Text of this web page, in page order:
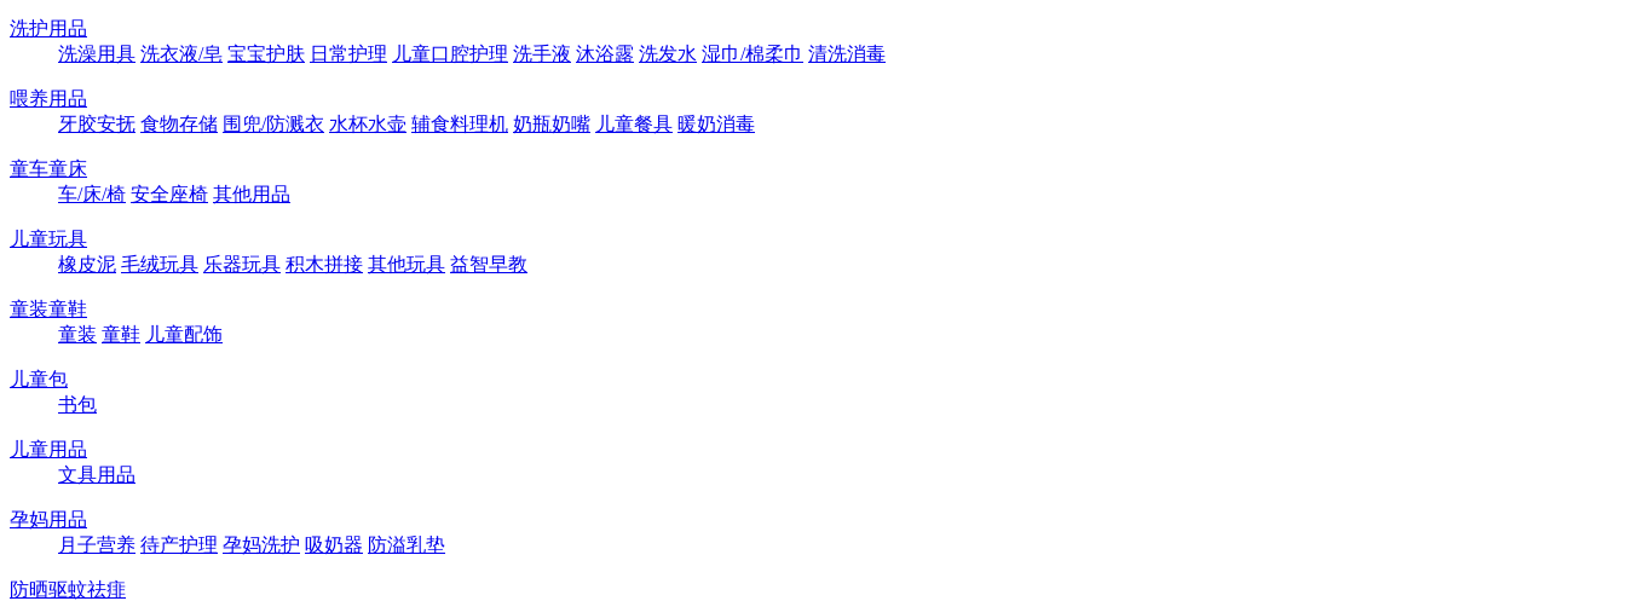
洗护用品
洗澡用具 洗衣液/皂 宝宝护肤 日常护理 儿童口腔护理 洗手液 沐浴露 洗发水 湿巾/棉柔巾 清洗消毒
喂养用品
牙胶安抚 食物存储 围兜/防溅衣 水杯水壶 辅食料理机 奶瓶奶嘴 儿童餐具 暖奶消毒
童车童床
车/床/椅 安全座椅 其他用品
儿童玩具
橡皮泥 毛绒玩具 乐器玩具 积木拼接 其他玩具 益智早教
童装童鞋
童装 童鞋 儿童配饰
儿童包
书包
儿童用品
文具用品
孕妈用品
月子营养 待产护理 孕妈洗护 吸奶器 防溢乳垫
防晒驱蚊祛痱